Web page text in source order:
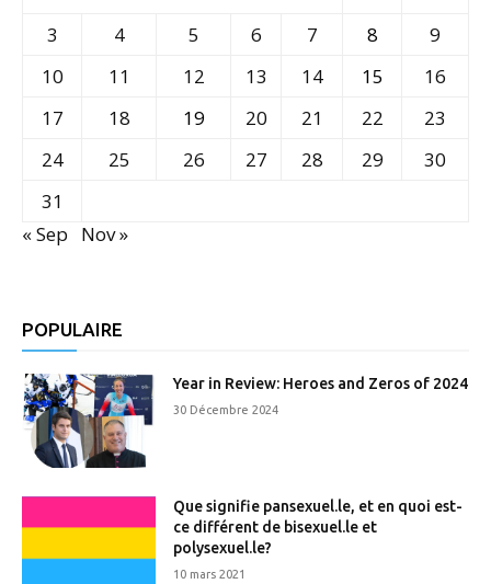
3
4 5 6 7 8
9
10
11 12 13 14 15
16
17
18 19 20 21 22
23
24
25 26 27 28 29
30
31
« Sep
Nov »
POPULAIRE
Year in Review: Heroes and Zeros of 2024
30 Décembre 2024
Que signifie pansexuel.le, et en quoi est-
ce différent de bisexuel.le et
polysexuel.le?
10 mars 2021